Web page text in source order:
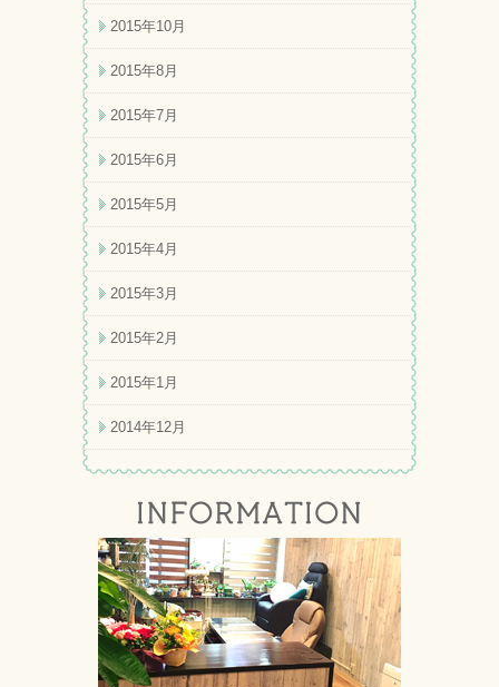
2015年10月
2015年8月
2015年7月
2015年6月
2015年5月
2015年4月
2015年3月
2015年2月
2015年1月
2014年12月